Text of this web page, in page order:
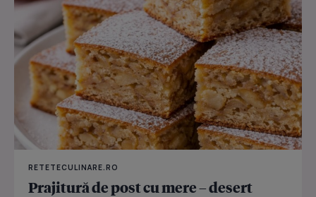
RETETECULINARE.RO
Prajitură de post cu mere – desert